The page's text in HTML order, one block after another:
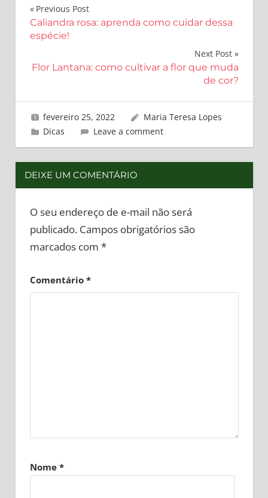
Navegação
de
Post
Previous Post
Caliandra rosa: aprenda como cuidar dessa
espécie!
Next Post
Flor Lantana: como cultivar a flor que muda
de cor?
fevereiro 25, 2022
Maria Teresa Lopes
Dicas
Leave a comment
DEIXE UM COMENTÁRIO
O seu endereço de e-mail não será
publicado. Campos obrigatórios são
marcados com *
Comentário *
Nome *